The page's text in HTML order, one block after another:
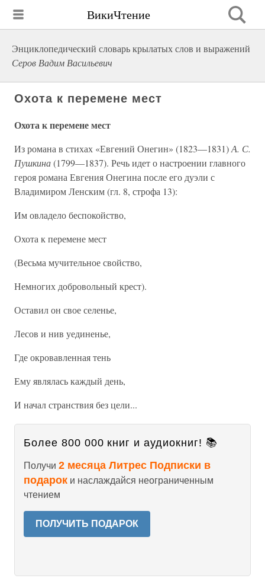
ВикиЧтение
Энциклопедический словарь крылатых слов и выражений
Серов Вадим Васильевич
Охота к перемене мест
Охота к перемене мест
Из романа в стихах «Евгений Онегин» (1823—1831)А. С.
Пушкина(1799—1837). Речь идет о настроении главного
героя романа Евгения Онегина после его дуэли с
Владимиром Ленским (гл. 8, строфа 13):
Им овладело беспокойство,
Охота к перемене мест
(Весьма мучительное свойство,
Немногих добровольный крест).
Оставил он свое селенье,
Лесов и нив уединенье,
Где окровавленная тень
Ему являлась каждый день,
И начал странствия без цели...
Более 800 000 книг и аудиокниг! 📚
Получи 2 месяца Литрес Подписки в
подарок и наслаждайся неограниченным
чтением
ПОЛУЧИТЬ ПОДАРОК